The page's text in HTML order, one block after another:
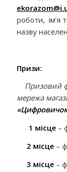
роботи, ім’я
назву
Призи:
Призовий
мережа
1 місце –
2 місце –
3 місце –